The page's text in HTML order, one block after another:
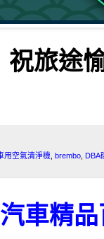
祝旅途
用空氣清淨機 brembo DBA
車精